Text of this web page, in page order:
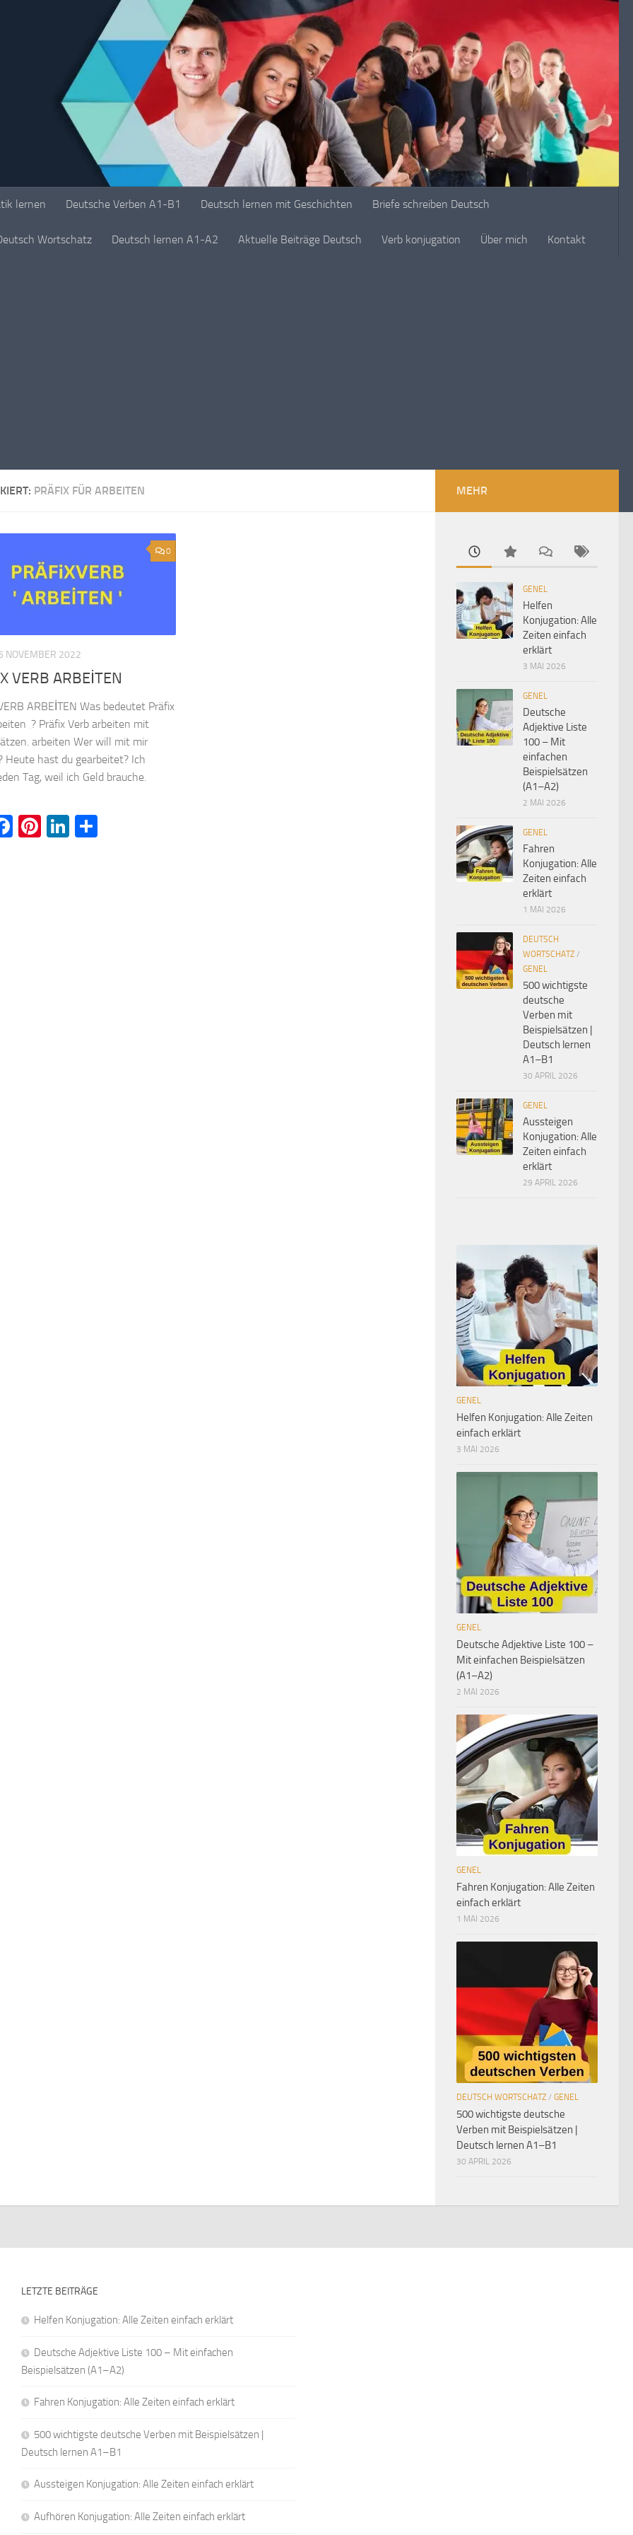
lernen Deutsche Verben A1-B1 Deutsch lernen mit Geschichten Briefe schreiben Deutsch
Wortschatz Deutsch lernen A1-A2 Aktuelle Beiträge Deutsch Verb konjugation Über mich Kontakt
PRÄFIX FÜR ARBEITEN
0
NOVEMBER 2022
VERB ARBEİTEN
ARBEİTEN Was bedeutet Präfix
‚? Präfix Verb arbeiten mit
arbeiten Wer will mit mir
Heute hast du gearbeitet? Ich
Tag, weil ich Geld brauche.
Facebook
Pinterest
LinkedIn
MEHR
GENEL
Helfen
Konjugation: Alle
Zeiten einfach
erklärt
3 MAI 2026
GENEL
Deutsche
Adjektive Liste
100 – Mit
einfachen
Beispielsätzen
(A1–A2)
2 MAI 2026
GENEL
Fahren
Konjugation: Alle
Zeiten einfach
erklärt
1 MAI 2026
DEUTSCH
WORTSCHATZ /
GENEL
500 wichtigste
deutsche
Verben mit
Beispielsätzen |
Deutsch lernen
A1–B1
30 APRIL 2026
GENEL
Aussteigen
Konjugation: Alle
Zeiten einfach
erklärt
29 APRIL 2026
GENEL
Helfen Konjugation: Alle Zeiten
einfach erklärt
3 MAI 2026
GENEL
Deutsche Adjektive Liste 100 –
Mit einfachen Beispielsätzen
(A1–A2)
2 MAI 2026
GENEL
Fahren Konjugation: Alle Zeiten
einfach erklärt
1 MAI 2026
DEUTSCH WORTSCHATZ / GENEL
500 wichtigste deutsche
Verben mit Beispielsätzen |
Deutsch lernen A1–B1
30 APRIL 2026
LETZTE BEITRÄGE
Helfen Konjugation: Alle Zeiten einfach erklärt
Deutsche Adjektive Liste 100 – Mit einfachen
Beispielsätzen (A1–A2)
Fahren Konjugation: Alle Zeiten einfach erklärt
500 wichtigste deutsche Verben mit Beispielsätzen |
Deutsch lernen A1–B1
Aussteigen Konjugation: Alle Zeiten einfach erklärt
Aufhören Konjugation: Alle Zeiten einfach erklärt